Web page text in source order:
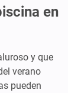
en
y que
verano
pueden